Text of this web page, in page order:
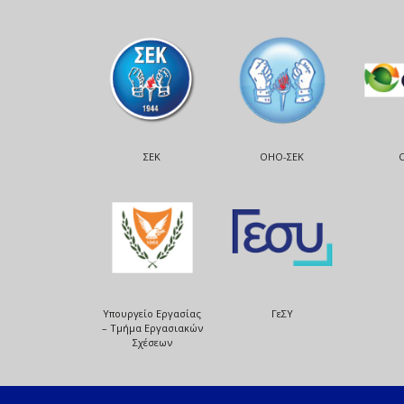
ΣΕΚ ΟΗΟ-ΣΕΚ
Υπουργείο Εργασίας
– Τμήμα Εργασιακών
Σχέσεων
ΓεΣΥ